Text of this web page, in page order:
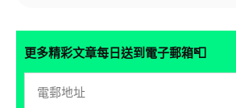
更多精彩文章每日送到電子郵箱📮